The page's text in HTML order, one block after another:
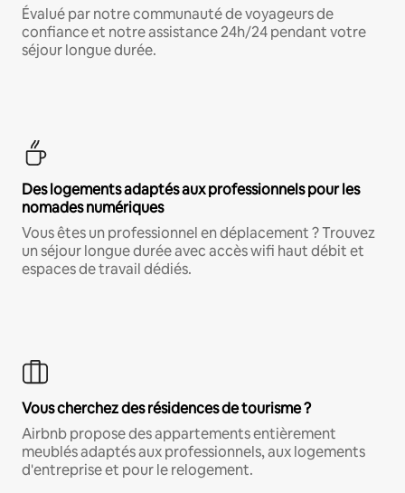
Évalué par notre communauté de voyageurs de
confiance et notre assistance 24h/24 pendant votre
séjour longue durée.
Des logements adaptés aux professionnels pour les
nomades numériques
Vous êtes un professionnel en déplacement ? Trouvez
un séjour longue durée avec accès wifi haut débit et
espaces de travail dédiés.
Vous cherchez des résidences de tourisme ?
Airbnb propose des appartements entièrement
meublés adaptés aux professionnels, aux logements
d'entreprise et pour le relogement.